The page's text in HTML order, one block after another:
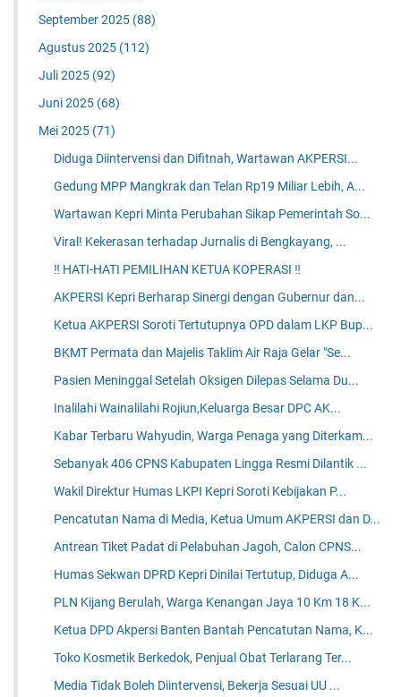
September 2025 (88)
Agustus 2025 (112)
Juli 2025 (92)
Juni 2025 (68)
Mei 2025 (71)
Diduga Diintervensi dan Difitnah, Wartawan AKPERSI...
Gedung MPP Mangkrak dan Telan Rp19 Miliar Lebih, A...
Wartawan Kepri Minta Perubahan Sikap Pemerintah So...
Viral! Kekerasan terhadap Jurnalis di Bengkayang, ...
‼️ HATI-HATI PEMILIHAN KETUA KOPERASI ‼️
AKPERSI Kepri Berharap Sinergi dengan Gubernur dan...
Ketua AKPERSI Soroti Tertutupnya OPD dalam LKP Bup...
BKMT Permata dan Majelis Taklim Air Raja Gelar "Se...
Pasien Meninggal Setelah Oksigen Dilepas Selama Du...
Inalilahi Wainalilahi Rojiun,Keluarga Besar DPC AK...
Kabar Terbaru Wahyudin, Warga Penaga yang Diterkam...
Sebanyak 406 CPNS Kabupaten Lingga Resmi Dilantik ...
Wakil Direktur Humas LKPI Kepri Soroti Kebijakan P...
Pencatutan Nama di Media, Ketua Umum AKPERSI dan D...
Antrean Tiket Padat di Pelabuhan Jagoh, Calon CPNS...
Humas Sekwan DPRD Kepri Dinilai Tertutup, Diduga A...
PLN Kijang Berulah, Warga Kenangan Jaya 10 Km 18 K...
Ketua DPD Akpersi Banten Bantah Pencatutan Nama, K...
Toko Kosmetik Berkedok, Penjual Obat Terlarang Ter...
Media Tidak Boleh Diintervensi, Bekerja Sesuai UU ...